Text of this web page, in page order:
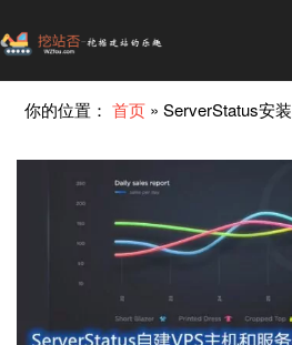
你的位置：首页 »ServerStatus安装